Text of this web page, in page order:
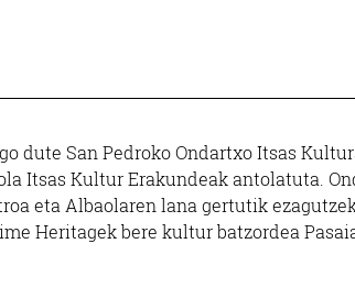
dute San Pedroko Ondartxo Itsas
Itsas Kultur Erakundeak antolatuta.
eta Albaolaren lana gertutik
Heritagek bere kultur batzordea